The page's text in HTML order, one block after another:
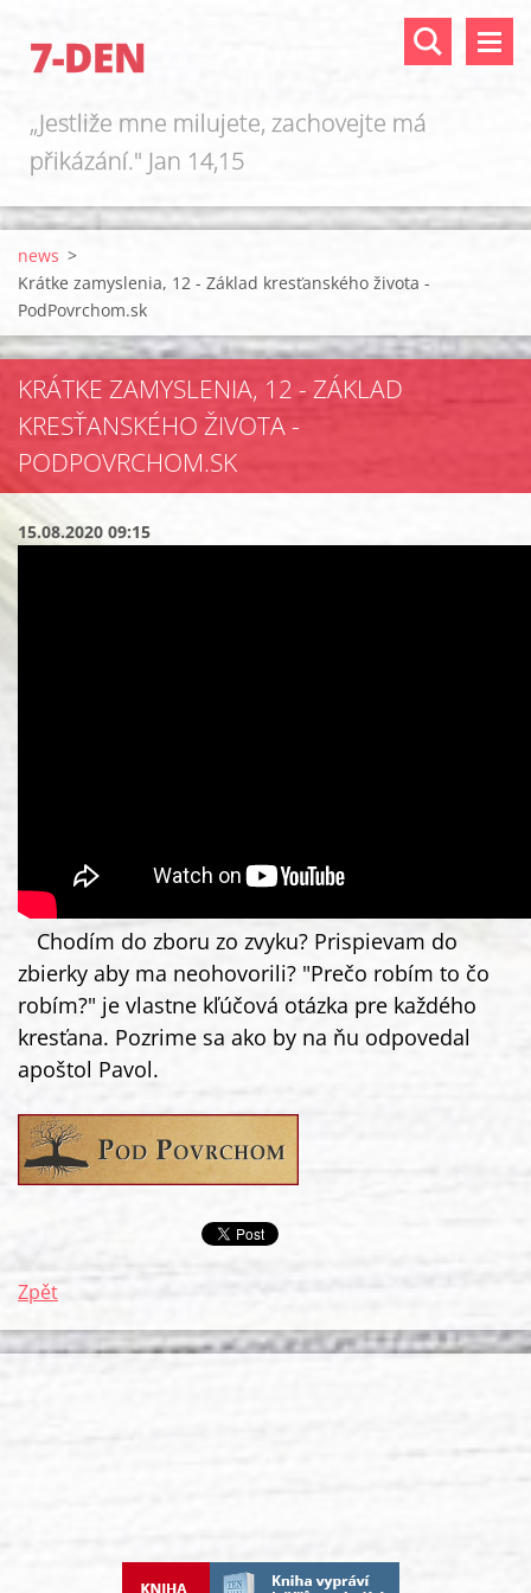
7-DEN
„Jestliže mne milujete, zachovejte má
přikázání." Jan 14,15
news >
Krátke zamyslenia, 12 - Základ kresťanského života -
PodPovrchom.sk
KRÁTKE ZAMYSLENIA, 12 - ZÁKLAD
KRESŤANSKÉHO ŽIVOTA -
PODPOVRCHOM.SK
15.08.2020 09:15
Chodím do zboru zo zvyku? Prispievam do
zbierky aby ma neohovorili? "Prečo robím to čo
robím?" je vlastne kľúčová otázka pre každého
kresťana. Pozrime sa ako by na ňu odpovedal
apoštol Pavol.
Zpět